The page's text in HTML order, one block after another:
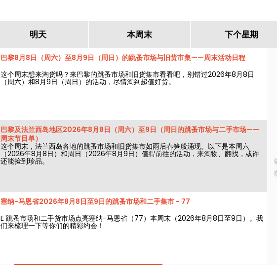
明天 本周末 下个星期
巴黎8月8日（周六）至8月9日（周日）的跳蚤市场与旧货市集——周末活动日程
这个周末想来淘货吗？来巴黎的跳蚤市场和旧货集市看看吧，别错过2026年8月8日
（周六）和8月9日（周日）的活动，尽情淘到超值好货。
巴黎及法兰西岛地区2026年8月8日（周六）至9日（周日的跳蚤市场与二手市场——
周末节目单）
这个周末，法兰西岛各地的跳蚤市场和旧货集市如雨后春笋般涌现。以下是本周六
（2026年8月8日）和周日（2026年8月9日）值得前往的活动，来淘物、翻找，或许
还能捡到珍品。
塞纳-马恩省2026年8月8日至9日的跳蚤市场和二手集市 - 77
E 跳蚤市场和二手货市场点亮塞纳-马恩省（77）本周末（2026年8月8日至9日）。我
们来梳理一下等你们的精彩约会！